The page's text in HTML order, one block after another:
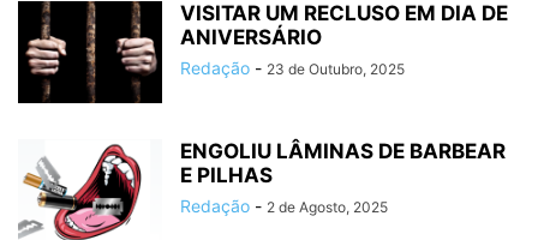
VISITAR UM RECLUSO EM DIA DE
ANIVERSÁRIO
Redação - 23 de Outubro, 2025
ENGOLIU LÂMINAS DE BARBEAR
E PILHAS
Redação - 2 de Agosto, 2025